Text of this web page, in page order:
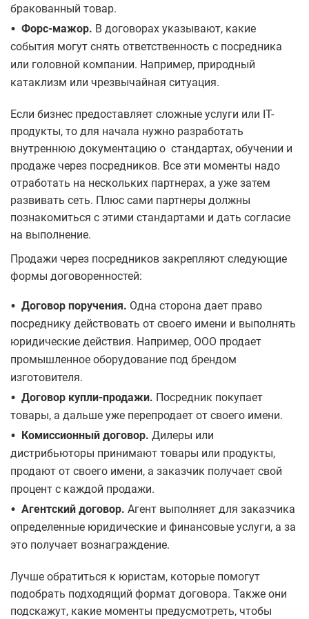
бракованный товар.
• Форс-мажор. В договорах указывают, какие
события могут снять ответственность с посредника
или головной компании. Например, природный
катаклизм или чрезвычайная ситуация.
Если бизнес предоставляет сложные услуги или IT-
продукты, то для начала нужно разработать
внутреннюю документацию о стандартах, обучении и
продаже через посредников. Все эти моменты надо
отработать на нескольких партнерах, а уже затем
развивать сеть. Плюс сами партнеры должны
познакомиться с этими стандартами и дать согласие
на выполнение.
Продажи через посредников закрепляют следующие
формы договоренностей:
• Договор поручения. Одна сторона дает право
посреднику действовать от своего имени и выполнять
юридические действия. Например, ООО продает
промышленное оборудование под брендом
изготовителя.
• Договор купли-продажи. Посредник покупает
товары, а дальше уже перепродает от своего имени.
• Комиссионный договор. Дилеры или
дистрибьюторы принимают товары или продукты,
продают от своего имени, а заказчик получает свой
процент с каждой продажи.
• Агентский договор. Агент выполняет для заказчика
определенные юридические и финансовые услуги, а за
это получает вознаграждение.
Лучше обратиться к юристам, которые помогут
подобрать подходящий формат договора. Также они
подскажут, какие моменты предусмотреть, чтобы